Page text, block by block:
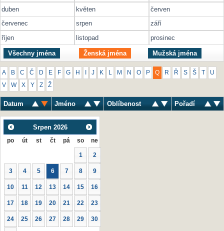
duben
květen
červen
červenec
srpen
září
říjen
listopad prosinec
Všechny jména Ženská jména Mužská jména
A B C Č D E F G H J K M N O P Q R Ř S Š U
V W X Y Z Ž
Datum Jméno Oblíbenost Pořadí
Srpen 2026
po út st čt pá so ne
1 2
3 4 5 6 7 8 9
10 11 12 13 14 15 16
17 18 19 20 21 22 23
24 25 26 27 28 29 30